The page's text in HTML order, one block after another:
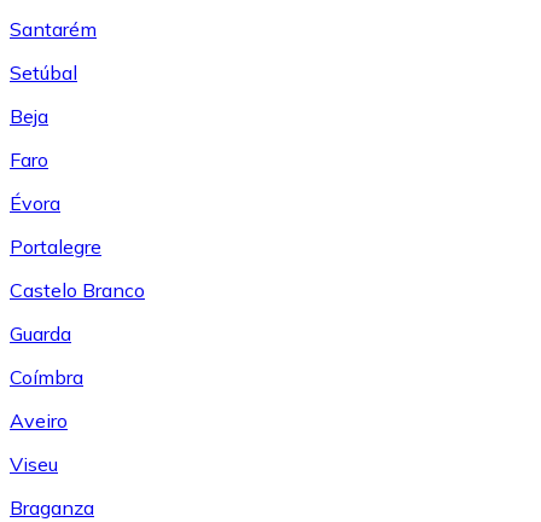
Santarém
Setúbal
Beja
Faro
Évora
Portalegre
Castelo Branco
Guarda
Coímbra
Aveiro
Viseu
Braganza